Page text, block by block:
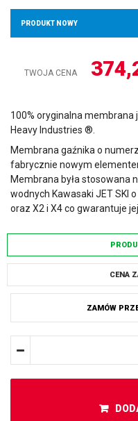
PRODUKT NOWY
TWOJA CENA
100% oryginalna membrana
Heavy Industries ®.
Membrana gaźnika o
fabrycznie nowym
Membrana była stosowana
wodnych Kawasaki JET SKI
oraz X2 i X4 co gwarantuje
CENA
ZAMÓW